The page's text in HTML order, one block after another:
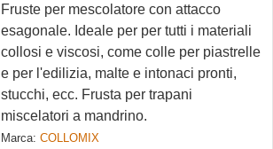
Fruste per mescolatore con attacco
esagonale. Ideale per per tutti i materiali
collosi e viscosi, come colle per piastrelle
e per l'edilizia, malte e intonaci pronti,
stucchi, ecc. Frusta per trapani
miscelatori a mandrino.
Marca: COLLOMIX